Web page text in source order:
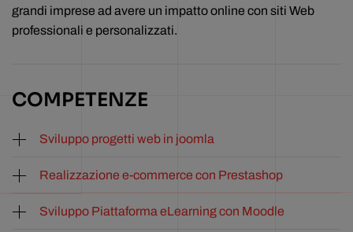
grandi imprese ad avere un impatto online con siti Web
professionali e personalizzati.
COMPETENZE
Sviluppo progetti web in joomla
Realizzazione e-commerce con Prestashop
Sviluppo Piattaforma eLearning con Moodle